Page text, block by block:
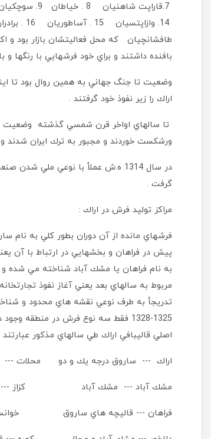
طافشانچيان كه محل فعاليتشان بازار بود و
بافنده داشتند و براي خود فرشهايي با رنگها
وضعيت تا جنگ جهاني به همين روال بود تا
اراك را زير نفوذ خود گرفتند .
تا سالهاي اواخر قرن شمسي گذشته وضعيت
ورشكست خوردند و مجبور به ترك ايران شدند
در سال 1314 ه.ش عملأ با نوعي ملي
گرفت .
مراكز توليد فرش در اراك :
پيش در فراهان و بخشهايي در ارتباط با آن
به نام فراهان يا مشك آباد شناخته مي شده
مربوط به سالهاي بعد يعني آغاز نفوذ
تدريجأ به طرف نوعي نقشه هاي محدود و
1325-1328 فقط سه نوع فرش در
اصلي قاليبافي اراك طي سالهاي مذكور عبارتند
اراك --- ساروق درجه يك و دو محلات ---
مشك آباد --- مشك آباد كزاز ---
فراهان --- قاليچه هاي ساروق